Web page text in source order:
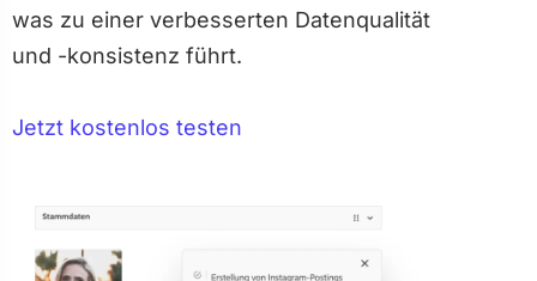
was zu einer verbesserten Datenqualität
und -konsistenz führt.
Jetzt kostenlos testen